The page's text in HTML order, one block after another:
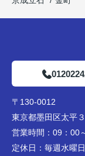
〒130-0012
東京都墨田区太平
営業時間： 09：00
定休日： 毎週水曜